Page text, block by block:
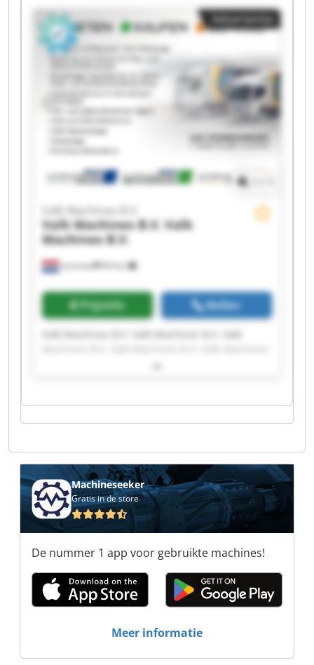
B.V. Valk Machines B.V. Valk Machines B.V. Valk
Machines B.V. Valk Machines B.V. Valk Machines
B.V. Valk Machines B.V. Valk Machines B.V. Valk
Machines B.V. Valk Machines B.V. Valk Machines
Lemmer 84 km
Valk Machines B.V.
Valk Machines B.V. Valk
Machines B.V.
Prijsinfo Bellen
B.V. Valk Machines B.V. Valk Machines B.V. Valk
Machines B.V. Valk Machines B.V. Valk Machines
B.V. Valk Machines B.V. Valk Machines B.V. Valk
B.V.
Machineseeker
Gratis in de store
De nummer 1 app voor gebruikte machines!
Meer informatie